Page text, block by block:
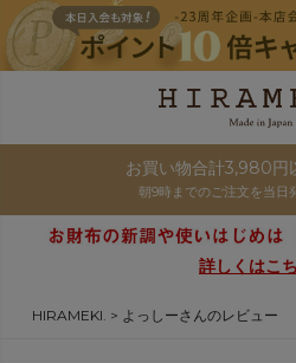
お買い物合計3,980円
朝9時までのご注文を当日
詳しくはこ
HIRAMEKI. よっしーさんのレビュー